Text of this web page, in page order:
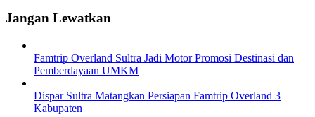
Jangan Lewatkan
Famtrip Overland Sultra Jadi Motor Promosi Destinasi dan
Pemberdayaan UMKM
Dispar Sultra Matangkan Persiapan Famtrip Overland 3
Kabupaten